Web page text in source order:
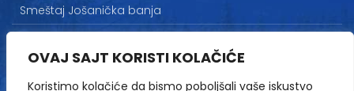
OVAJ SAJT KORISTI KOLAČIĆE
Koristimo kolačiće da bismo poboljšali vaše iskustvo
Smeštaj Jošanička banja
Marketing